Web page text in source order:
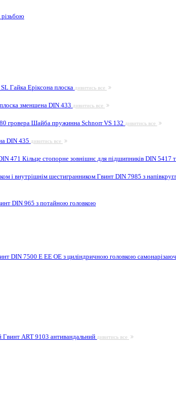
різьбою
SL Гайка Еріксона плоска дивитись все
зменшена DIN 433 дивитись все
гровераШайба пружинна Schnorr VS 132 дивитись все
DIN 435 дивитись все
471 Кільце стопорне зовнішнє для підшипників DIN 5417
і внутрішнім шестигранником Гвинт DIN 7985 з
DIN 965 з потайною головкою
DIN 7500 E EE OE з циліндричною головкою
Гвинт ART 9103 антивандальний дивитись все